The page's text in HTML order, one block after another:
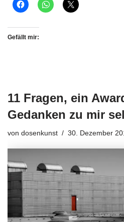
Gefällt mir:
11 Fragen, ein
Gedanken zu mir
von dosenkunst 30. Dezember